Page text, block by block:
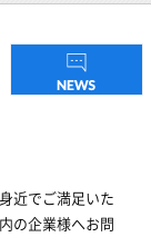
近でご満足いた
の企業様へお問